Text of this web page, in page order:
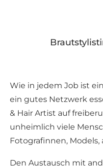
Wie in jedem Job ist
ein gutes Netzwerk
& Hair Artist auf
unheimlich viele
Fotografinnen,
Den Austausch mit